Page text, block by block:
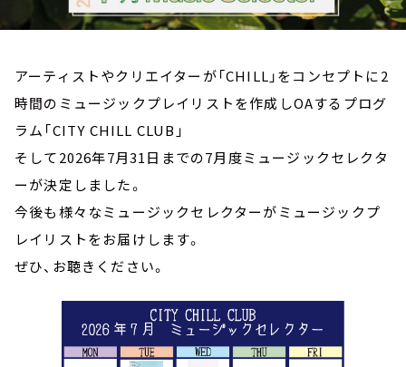
アーティストやクリエイターが「CHILL」をコンセプトに2
時間のミュージックプレイリストを作成しOAするプログ
ラム「CITY CHILL CLUB」
そして2026年7月31日までの7月度ミュージックセレクタ
ーが決定しました。
今後も様々なミュージックセレクターがミュージックプ
レイリストをお届けします。
ぜひ、お聴きください。